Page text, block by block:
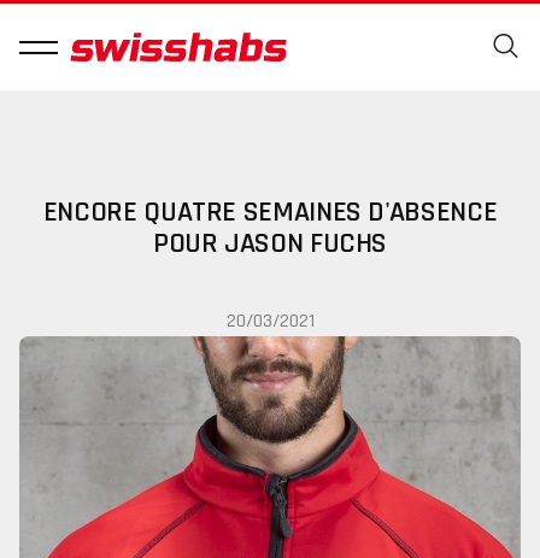
ENCORE QUATRE SEMAINES D'ABSENCE
POUR JASON FUCHS
20/03/2021